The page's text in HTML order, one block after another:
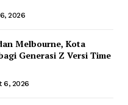
2026
Melbourne, Kota
Generasi Z Versi Time
6, 2026